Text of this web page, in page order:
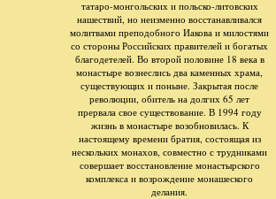
татаро-монгольских и польско-литовских
нашествий, но неизменно восстанавливался
молитвами преподобного Иакова и милостями
со стороны Российских правителей и богатых
благодетелей. Во второй половине 18 века в
монастыре вознеслись два каменных храма,
существующих и поныне. Закрытая после
революции, обитель на долгих 65 лет
прервала свое существование. В 1994 году
жизнь в монастыре возобновилась. К
настоящему времени братия, состоящая из
нескольких монахов, совместно с трудниками
совершает восстановление монастырского
комплекса и возрождение монашеского
делания.